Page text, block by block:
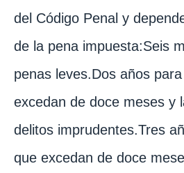
del Código Penal y
de la pena impuesta:Seis
penas leves.Dos años
excedan de doce meses y
delitos imprudentes.Tres
que excedan de doce